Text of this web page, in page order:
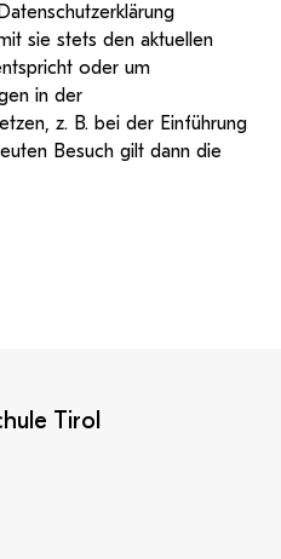
sie stets den aktuellen
oder um
in der
z. B. bei der Einführung
Besuch gilt dann die
Tirol